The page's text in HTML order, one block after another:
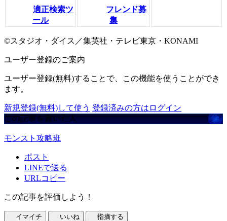
適正検索ツ
ール
フレンド募
集
©スタジオ・ダイス／集英社・テレビ東京・KONAMI
ユーザー登録のご案内
ユーザー登録(無料)することで、この機能を使うことができ
ます。
新規登録(無料)して使う 登録済みの方はログイン
この記事を書いた人
モンスト攻略班
ポスト
LINEで送る
URLコピー
この記事を評価しよう！
イマイチ いいね 指摘する